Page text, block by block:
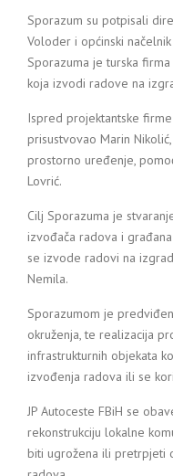
Sporazum su potpisali
Voloder i općinski
Sporazuma je turska
koja izvodi radove na
Ispred projektantske
prisustvovao Marin
prostorno uređenje,
Lovrić.
Cilj Sporazuma je
izvođača radova i
se izvode radovi na
Nemila.
Sporazumom je
okruženja, te realizacija
infrastrukturnih objekata
izvođenja radova ili se
JP Autoceste FBiH se
rekonstrukciju lokalne
biti ugrožena ili pretrpjeti